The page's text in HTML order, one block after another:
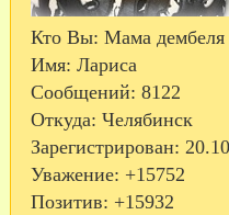
Кто Вы: Мама дембеля
Имя: Лариса
Сообщений: 8122
Откуда: Челябинск
Зарегистрирован:
Уважение: +15752
Позитив: +15932